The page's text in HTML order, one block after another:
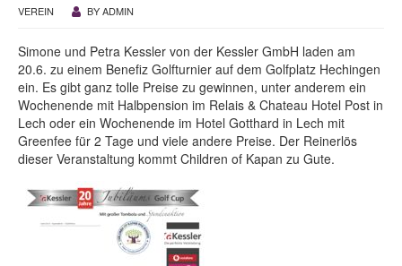
VEREIN
BYADMIN
Simone und Petra Kessler von der Kessler GmbH laden am
20.6. zu einem Benefiz Golfturnier auf dem Golfplatz Hechingen
ein. Es gibt ganz tolle Preise zu gewinnen, unter anderem ein
Wochenende mit Halbpension im Relais & Chateau Hotel Post in
Lech oder ein Wochenende im Hotel Gotthard in Lech mit
Greenfee für 2 Tage und viele andere Preise. Der Reinerlös
dieser Veranstaltung kommt Children of Kapan zu Gute.